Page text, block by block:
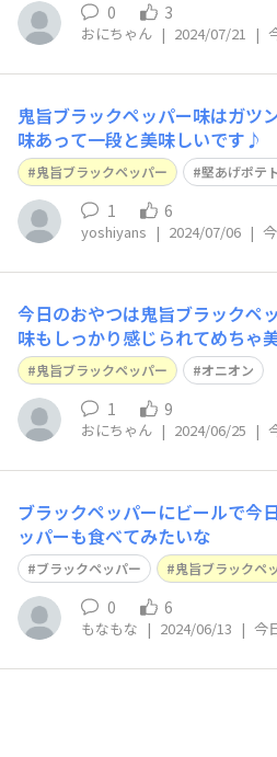
0 3
おにちゃん | 2024/07/21 |
鬼旨ブラックペッパー味はガツ
味あって一段と美味しいです♪
鬼旨ブラックペッパー 堅あげポテ
1 6
yoshiyans | 2024/07/06 |
今日のおやつは鬼旨ブラックペ
味もしっかり感じられてめちゃ
鬼旨ブラックペッパー オニオン
1 9
おにちゃん | 2024/06/25 |
ブラックペッパーにビールで今
ッパーも食べてみたいな
ブラックペッパー 鬼旨ブラックペ
0 6
もなもな | 2024/06/13 | 今